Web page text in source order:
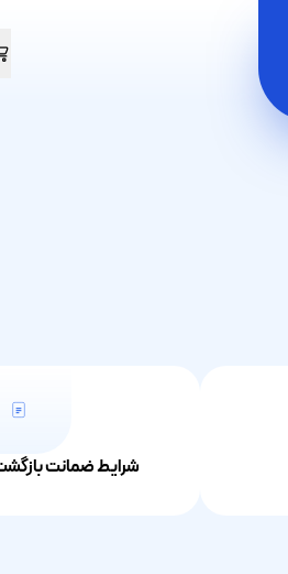
شرایط ضمانت